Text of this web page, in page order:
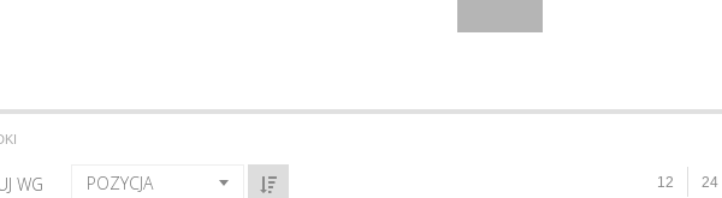
WG POZYCJA 12 24